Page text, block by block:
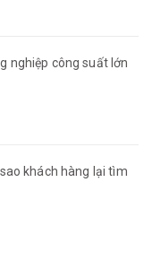
nghiệp công suất lớn
khách hàng lại tìm